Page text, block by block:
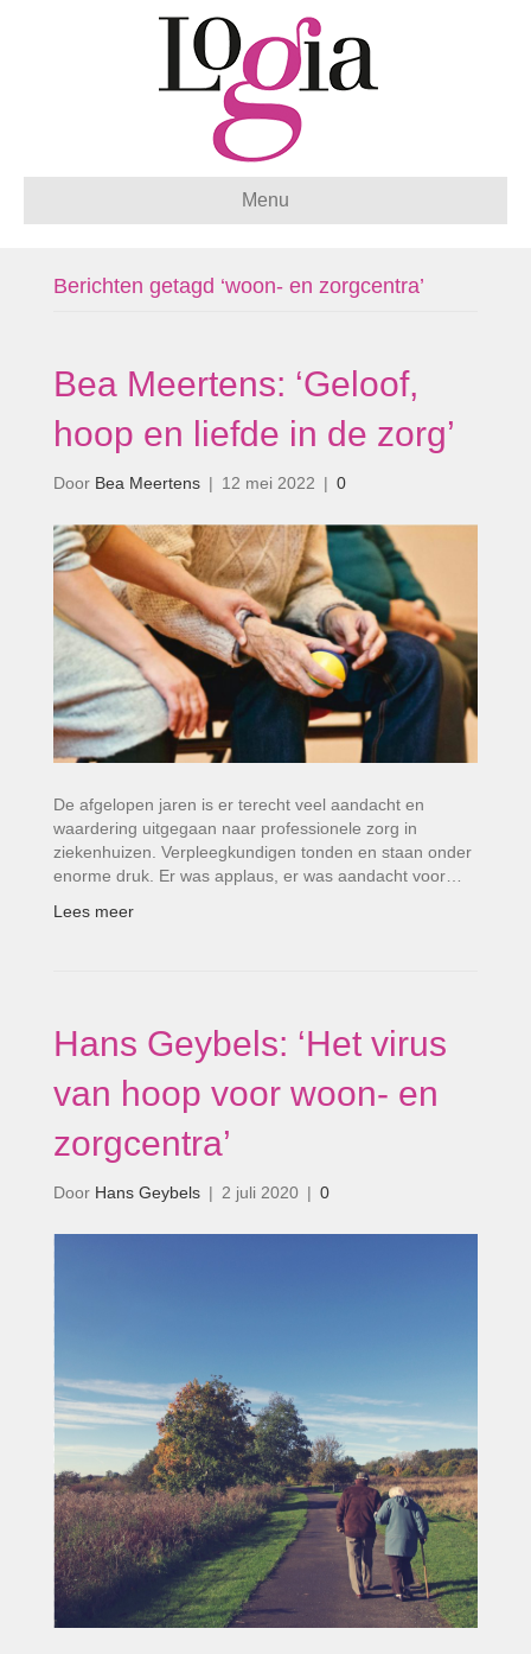
Menu
Berichten getagd ‘woon- en zorgcentra’
Bea Meertens: ‘Geloof,
hoop en liefde in de zorg’
Door Bea Meertens | 12 mei 2022 | 0
De afgelopen jaren is er terecht veel aandacht en
waardering uitgegaan naar professionele zorg in
ziekenhuizen. Verpleegkundigen tonden en staan onder
enorme druk. Er was applaus, er was aandacht voor…
Lees meer
Hans Geybels: ‘Het virus
van hoop voor woon- en
zorgcentra’
Door Hans Geybels | 2 juli 2020 | 0